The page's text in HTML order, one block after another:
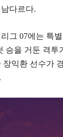
다르다.
그 07에는 특
승을 거둔 격투
익환 선수가